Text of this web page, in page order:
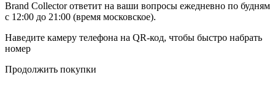
Brand Collector ответит на ваши вопросы ежедневно по будням
с 12:00 до 21:00 (время московское).
Наведите камеру телефона на QR-код, чтобы быстро набрать
номер
Продолжить покупки